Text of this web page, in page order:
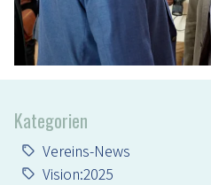
Kategorien
Vereins-News
Vision:2025